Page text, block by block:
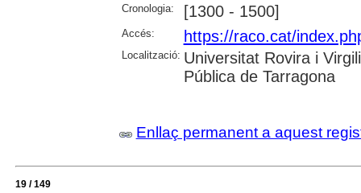
Cronologia: [1300 - 1500]
Accés: https://raco.cat/
Localització: Universitat Rovira i
Pública de Tarragona
Enllaç permanent a aquest
19 / 149